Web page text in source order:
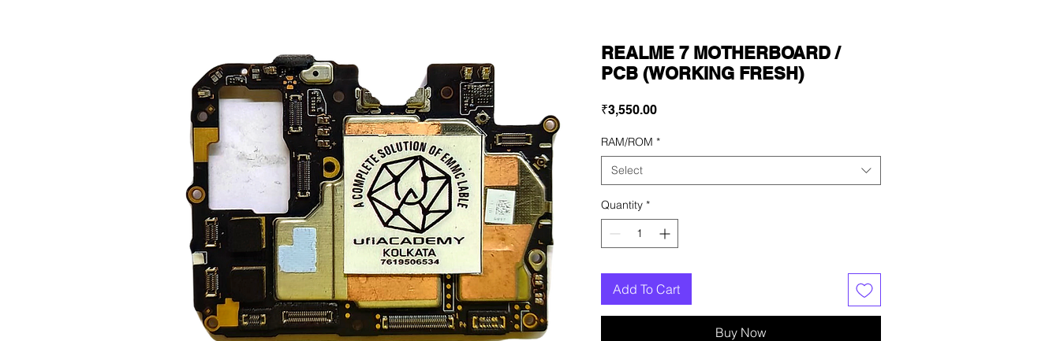
REALME 7 MOTHERBOARD /
PCB (WORKING FRESH)
₹3,550.00Price
RAM/ROM *
Select
Quantity *
Add To Cart
Buy Now